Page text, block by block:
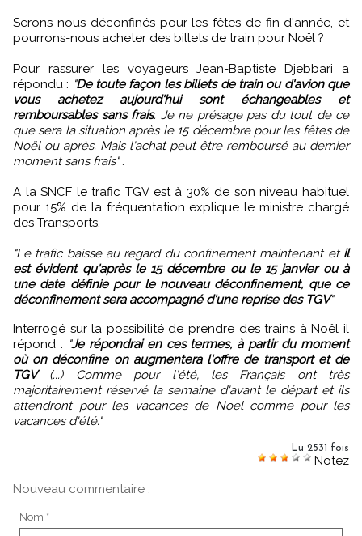
Serons-nous déconfinés pour les fêtes de fin d'année, et
pourrons-nous acheter des billets de train pour Noël ?
Pour rassurer les voyageurs Jean-Baptiste Djebbari a
répondu : "De toute façon les billets de train ou d'avion que
vous achetez aujourd'hui sont échangeables et
remboursables sans frais. Je ne présage pas du tout de ce
que sera la situation après le 15 décembre pour les fêtes de
Noël ou après. Mais l'achat peut être remboursé au dernier
moment sans frais"
A la SNCF le trafic TGV est à 30% de son niveau habituel
pour 15% de la fréquentation explique le ministre chargé
des Transports.
"Le trafic baisse au regard du confinement maintenant et il
est évident qu'après le 15 décembre ou le 15 janvier ou à
une date définie pour le nouveau déconfinement, que ce
déconfinement sera accompagné d'une reprise des TGV"
Interrogé sur la possibilité de prendre des trains à Noêl il
répond : "Je répondrai en ces termes, à partir du moment
où on déconfine on augmentera l'offre de transport et de
TGV(...) Comme pour l'été, les Français ont très
majoritairement réservé la semaine d'avant le départ et ils
attendront pour les vacances de Noel comme pour les
vacances d'été."
Lu 2531 fois
Notez
Nouveau commentaire :
Nom * :